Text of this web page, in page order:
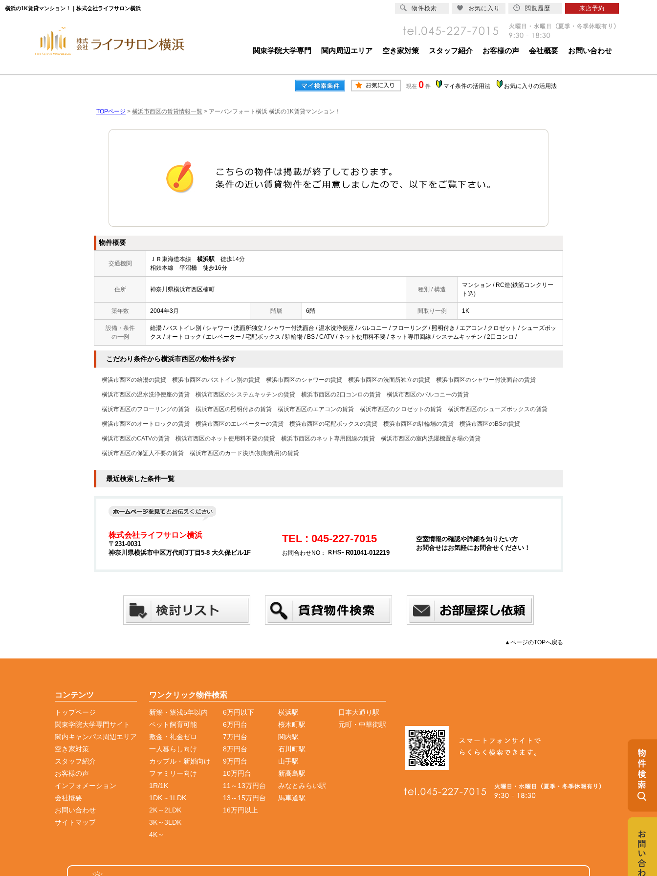
横浜の1K賃貸マンション！｜株式会社ライフサロン横浜
関東学院大学専門 関内周辺エリア 空き家対策 スタッフ紹介 お客様の声 会社概要 お問い合わせ
現在 0 件 マイ条件の活用法 お気に入りの活用法
TOPページ > 横浜市西区の賃貸情報一覧 > アーバンフォート横浜 横浜の1K賃貸マンション！
物件概要
交通機関
ＪＲ東海道本線 横浜駅 徒歩14分
相鉄本線 平沼橋 徒歩16分
住所 神奈川県横浜市西区楠町 種別 / 構造
マンション / RC造(鉄筋コンクリー
ト造)
築年数 2004年3月 階層 6階 間取り一例 1K
設備・条件
の一例
給湯 / バストイレ別 / シャワー / 洗面所独立 / シャワー付洗面台 / 温水洗浄便座 / バルコニー / フローリング / 照明付き / エアコン / クロゼット / シューズボッ
クス / オートロック / エレベーター / 宅配ボックス / 駐輪場 / BS / CATV / ネット使用料不要 / ネット専用回線 / システムキッチン / 2口コンロ /
こだわり条件から横浜市西区の物件を探す
横浜市西区の給湯の賃貸 横浜市西区のバストイレ別の賃貸 横浜市西区のシャワーの賃貸 横浜市西区の洗面所独立の賃貸 横浜市西区のシャワー付洗面台の賃貸
横浜市西区の温水洗浄便座の賃貸 横浜市西区のシステムキッチンの賃貸 横浜市西区の2口コンロの賃貸 横浜市西区のバルコニーの賃貸
横浜市西区のフローリングの賃貸 横浜市西区の照明付きの賃貸 横浜市西区のエアコンの賃貸 横浜市西区のクロゼットの賃貸 横浜市西区のシューズボックスの賃貸
横浜市西区のオートロックの賃貸 横浜市西区のエレベーターの賃貸 横浜市西区の宅配ボックスの賃貸 横浜市西区の駐輪場の賃貸 横浜市西区のBSの賃貸
横浜市西区のCATVの賃貸 横浜市西区のネット使用料不要の賃貸 横浜市西区のネット専用回線の賃貸 横浜市西区の室内洗濯機置き場の賃貸
横浜市西区の保証人不要の賃貸 横浜市西区のカード決済(初期費用)の賃貸
最近検索した条件一覧
株式会社ライフサロン横浜
〒231-0031
神奈川県横浜市中区万代町3丁目5-8 大久保ビル1F
TEL : 045-227-7015
お問合わせNO： R01041-012219
空室情報の確認や詳細を知りたい方
お問合せはお気軽にお問合せください！
▲ページのTOPへ戻る
コンテンツ
トップページ
関東学院大学専門サイト
関内キャンパス周辺エリア
空き家対策
スタッフ紹介
お客様の声
インフォメーション
会社概要
お問い合わせ
サイトマップ
ワンクリック物件検索
新築・築浅5年以内
ペット飼育可能
敷金・礼金ゼロ
一人暮らし向け
カップル・新婚向け
ファミリー向け
1R/1K
1DK～1LDK
2K～2LDK
3K～3LDK
4K～
6万円以下
6万円台
7万円台
8万円台
9万円台
10万円台
11～13万円台
13～15万円台
16万円以上
横浜駅
桜木町駅
関内駅
石川町駅
山手駅
新高島駅
みなとみらい駅
馬車道駅
日本大通り駅
元町・中華街駅
物件検索 お気に入り 閲覧履歴 来店予約